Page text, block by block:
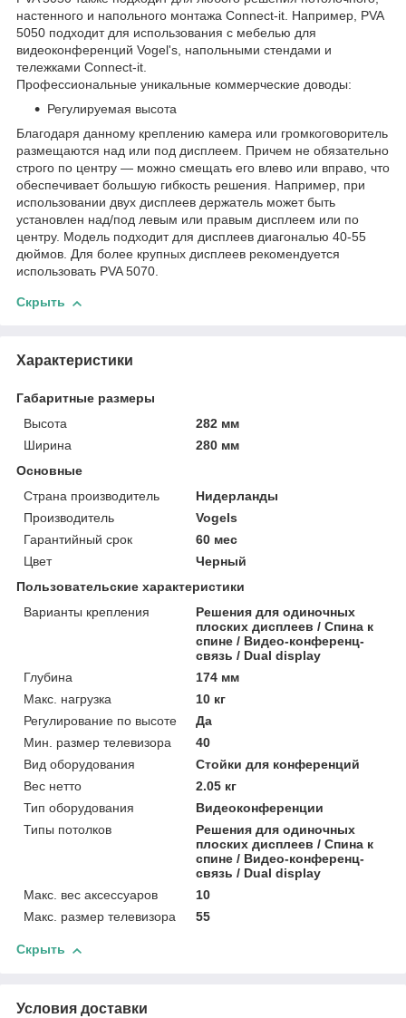
настенного и напольного монтажа Connect-it. Например, PVA
5050 подходит для использования с мебелью для
видеоконференций Vogel's, напольными стендами и
тележками Connect-it.
Профессиональные уникальные коммерческие доводы:
Регулируемая высота
Благодаря данному креплению камера или громкоговоритель
размещаются над или под дисплеем. Причем не обязательно
строго по центру ― можно смещать его влево или вправо, что
обеспечивает большую гибкость решения. Например, при
использовании двух дисплеев держатель может быть
установлен над/под левым или правым дисплеем или по
центру. Модель подходит для дисплеев диагональю 40-55
дюймов. Для более крупных дисплеев рекомендуется
использовать PVA 5070.
Скрыть
Характеристики
Габаритные размеры
Высота
282 мм
Ширина
280 мм
Основные
Страна производитель
Нидерланды
Производитель
Vogels
Гарантийный срок
60 мес
Цвет
Черный
Пользовательские характеристики
Варианты крепления
Решения для одиночных
плоских дисплеев / Спина к
спине / Видео-конференц-
связь / Dual display
Глубина
174 мм
Макс. нагрузка
10 кг
Регулирование по высоте
Да
Мин. размер телевизора
40
Вид оборудования
Стойки для конференций
Вес нетто
2.05 кг
Тип оборудования
Видеоконференции
Типы потолков
Решения для одиночных
плоских дисплеев / Спина к
спине / Видео-конференц-
связь / Dual display
Макс. вес аксессуаров
10
Макс. размер телевизора
55
Скрыть
Условия доставки